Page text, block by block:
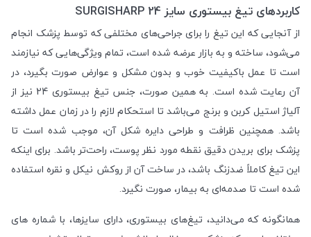
کاربردهای تیغ بیستوری سایز 24 SURGISHARP
از آنجایی که این تیغ را برای جراحی‌‌های مختلفی که توسط پزشک انجام
می‌شود، ساخته و به بازار عرضه شده است، تمام ویژگی‌هایی که نیازمند
است تا عمل باکیفیت خوب و بدون مشکل و عوارض صورت بگیرد، در
آن رعایت شده است. به همین صورت، جنس تیغ بیستوری 24 نیز از
آلیاژ استیل کربن و برنج می‌باشد تا استحکام لازم را در زمان عمل داشته
باشد. همچنین ظرافت و طراحی دایره شکل آن، موجب شده است تا
پزشک برای بریدن دقیق نقطه مورد نظر پوست، راحت‌تر باشد. برای اینکه
این تیغ کاملاً ضدزنگ باشد، در ساخت آن از روکش نیکل و نقره استفاده
شده است تا صدمه‌ای به بیمار، صورت نگیرد.
همانگونه که می‌دانید، تیغ‌های بیستوری، دارای سایز‌ها، با شماره های